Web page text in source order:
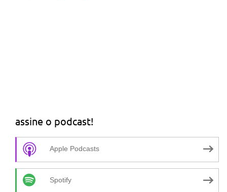
assine o podcast!
Apple Podcasts
Spotify